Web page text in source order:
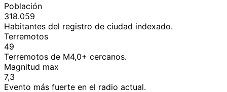
Población
318.059
Habitantes del registro de ciudad indexado.
Terremotos
49
Terremotos de M4,0+ cercanos.
Magnitud max
7,3
Evento más fuerte en el radio actual.